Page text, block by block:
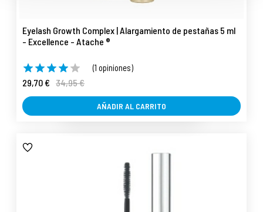
Eyelash Growth Complex | Alargamiento de pestañas 5 ml
- Excellence - Atache ®
(1 opiniones)
29,70 € 34,95 €
AÑADIR AL CARRITO